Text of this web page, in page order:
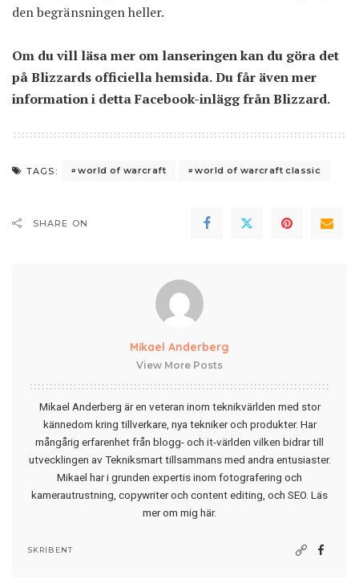
den begränsningen heller.
Om du vill läsa mer om lanseringen kan du göra det
påBlizzards officiella hemsida. Du får även mer
information i detta Facebook-inläggfrån Blizzard.
TAGS: world of warcraft world of warcraft classic
SHARE ON
Mikael Anderberg
View More Posts
Mikael Anderberg är en veteran inom teknikvärlden med stor
kännedom kring tillverkare, nya tekniker och produkter. Har
mångårig erfarenhet från blogg- och it-världen vilken bidrar till
utvecklingen av Tekniksmart tillsammans med andra entusiaster.
Mikael har i grunden expertis inom fotografering och
kamerautrustning, copywriter och content editing, och SEO. Läs
mer om mig här.
SKRIBENT